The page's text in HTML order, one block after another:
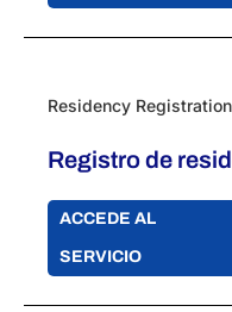
Residency Registration
Registro de
ACCEDE AL
SERVICIO